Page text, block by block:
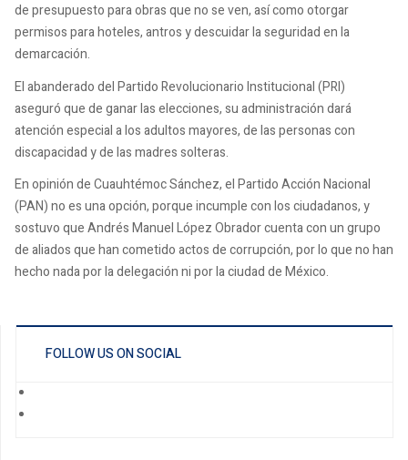
de presupuesto para obras que no se ven, así como otorgar
permisos para hoteles, antros y descuidar la seguridad en la
demarcación.
El abanderado del Partido Revolucionario Institucional (PRI)
aseguró que de ganar las elecciones, su administración dará
atención especial a los adultos mayores, de las personas con
discapacidad y de las madres solteras.
En opinión de Cuauhtémoc Sánchez, el Partido Acción Nacional
(PAN) no es una opción, porque incumple con los ciudadanos, y
sostuvo que Andrés Manuel López Obrador cuenta con un grupo
de aliados que han cometido actos de corrupción, por lo que no han
hecho nada por la delegación ni por la ciudad de México.
FOLLOW US ON SOCIAL